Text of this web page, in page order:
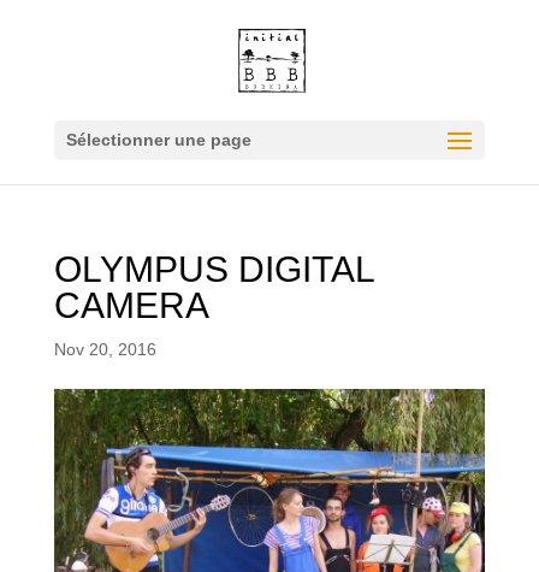
Sélectionner une page
OLYMPUS DIGITAL
CAMERA
Nov 20, 2016